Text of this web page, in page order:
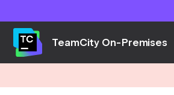
TeamCity On-Premises